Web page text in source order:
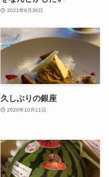
2021年8月30日
久しぶりの銀座
2020年10月11日